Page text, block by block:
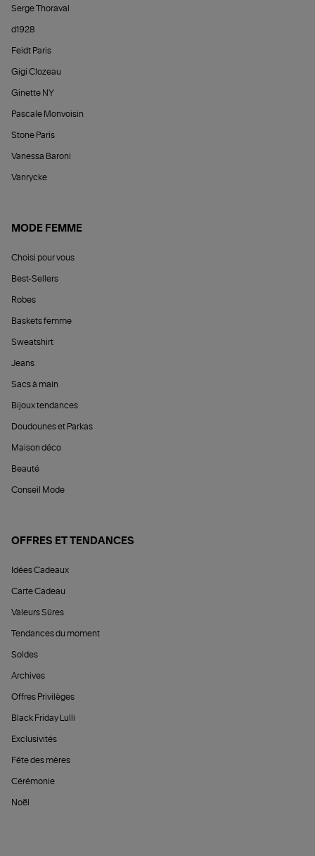
Serge Thoraval
d1928
Feidt Paris
Gigi Clozeau
Ginette NY
Pascale Monvoisin
Stone Paris
Vanessa Baroni
Vanrycke
MODE FEMME
Choisi pour vous
Best-Sellers
Robes
Baskets femme
Sweatshirt
Jeans
Sacs à main
Bijoux tendances
Doudounes et Parkas
Maison déco
Beauté
Conseil Mode
OFFRES ET TENDANCES
Idées Cadeaux
Carte Cadeau
Valeurs Sûres
Tendances du moment
Soldes
Archives
Offres Privilèges
Black Friday Lulli
Exclusivités
Fête des mères
Cérémonie
Noël